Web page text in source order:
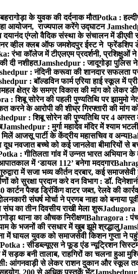
के युवक की दर्दनाक मौतPotka :
आयोजन, राज्यपाल करेंगे उद्घाटन
एंग्लो वैदिक संस्था के संचालन में
व्हील क्लब ऑफ जमशेदपुर ईस्ट ने फ्रेंडशिप
रंभा कॉलेज में टीएलएम प्रदर्शनी, प्रशिक्षुओं
दी नशीहतJamshedpur : जादूगोड़ा पुलिस
: नंदिनी करूवा की शानदार सफलता
: बॉल्डविन फार्म एरिया हाई स्कूल में
क्षेत्र के समग्र विकास की मांग को लेकर
: शिबू सोरेन की पहली पुण्यतिथि पर झामुमो
के आरोपी की शीघ्र गिरफ्तारी की मांग
: शिबू सोरेन की पुण्यतिथि पर 4 अगस्त
Jamshedpur : मुर्गा महादेव मंदिर में श्याम
आजसू पार्टी के केंद्रीय महासचिव व अन्य
दूध नवजात बच्चे को कई जानलेवा बीमारियों से
: गीतिलता गांव में उन्नत भारत अभियान
में ‘डायल 112’ बनेगा मददगार
में सजा भव्य कीर्तन दरबार, कई समाजसेवी
को सुरक्षा प्रदान करे वन विभाग : डॉ.
पैक्ड ड्रिंकिंग वाटर जब्त, रेलवे की
संघर्ष मोर्चा ने प्रणब नाहा को बनाया
संघ का तीन दिवसीय राखी मेला शुरूJadugora :
थाना का औचक निरीक्षणBahragora :
के भजनों की रसधार में खुब झूमे श्रद्धालु
में घायल युवक को समाजसेवी किशन गुप्ता ने
Potka : सीडब्ल्यूएस ने फूड एंड न्यूट्रिशन
सड़क बनी तालाब, राहगिरों का चलना हुआ
आंगनवाड़ी से लेकर राशन दुकान और स्कूल
सहयोग, 200 से अधिक पुस्तकें भेंटJamshedpur